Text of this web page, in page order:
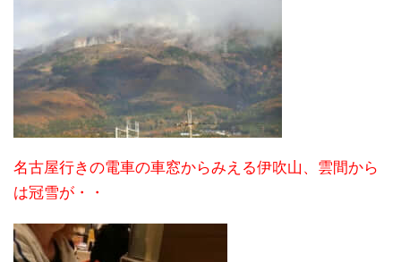
名古屋行きの電車の車窓からみえる伊吹山、雲間から
は冠雪が・・